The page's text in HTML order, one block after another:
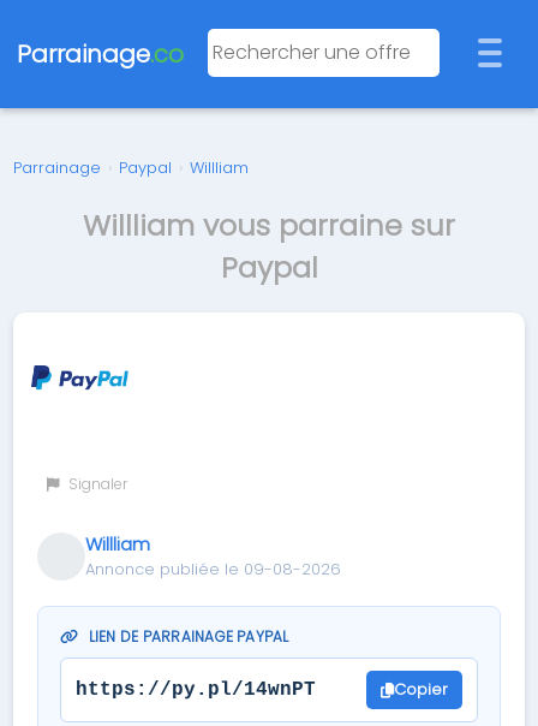
Parrainage.co
Parrainage › Paypal › Willliam
Willliam vous parraine sur
Paypal
Signaler
Willliam
Annonce publiée le 09-08-2026
LIEN DE PARRAINAGE PAYPAL
https://py.pl/14wnPT Copier